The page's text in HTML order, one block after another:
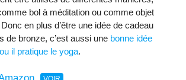
bol à méditation ou comme objet
en plus d’être une idée de cadeau
de bronze, c’est aussi une bonne idée
il pratique le yoga.